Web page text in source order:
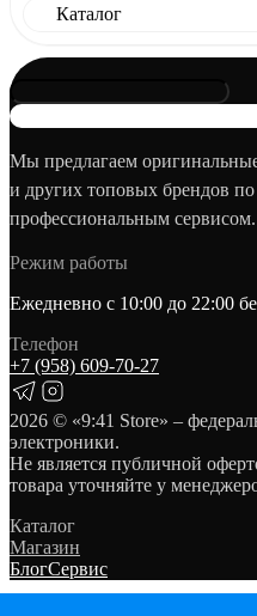
Каталог
Мы предлагаем
и других топовых брендов
профессиональным сервисом.
Режим работы
Ежедневно с 10:00 до 22:00
Телефон
+7 (958) 609‑70‑27
2026 © «9:41 Store» –
электроники.
Не является публичной
товара уточняйте у
Каталог
Магазин
БлогСервис